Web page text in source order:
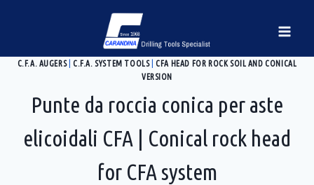
C.F.A. AUGERS|C.F.A. SYSTEM TOOLS|CFA HEAD FOR ROCK SOIL AND CONICAL
VERSION
Punte da roccia conica per aste
elicoidali CFA | Conical rock head
for CFA system